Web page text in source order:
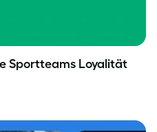
Sportteams Loyalität